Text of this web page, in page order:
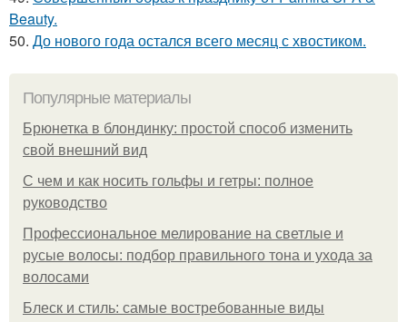
Beauty.
50. До нового года остался всего месяц с хвостиком.
Популярные материалы
Брюнетка в блондинку: простой способ изменить
свой внешний вид
С чем и как носить гольфы и гетры: полное
руководство
Профессиональное мелирование на светлые и
русые волосы: подбор правильного тона и ухода за
волосами
Блеск и стиль: самые востребованные виды